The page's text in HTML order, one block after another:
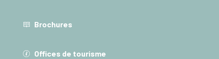
Brochures
Offices de tourisme